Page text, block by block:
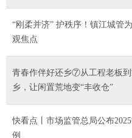
“刚柔并济” 护秩序！镇江城管
观焦点
青春作伴好还乡⑦从工程老板到
乡，让闲置荒地变“丰收仓”
快看点丨市场监管总局公布
例